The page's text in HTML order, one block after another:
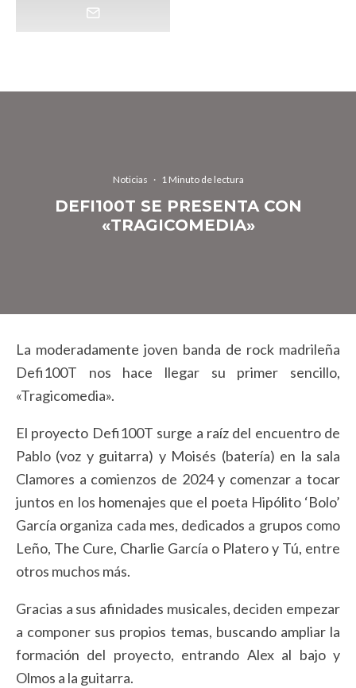
Noticias · 1 Minuto de lectura
DEFI100T SE PRESENTA CON
«TRAGICOMEDIA»
La moderadamente joven banda de rock madrileña
Defi100T nos hace llegar su primer sencillo,
«Tragicomedia».
El proyecto Defi100T surge a raíz del encuentro de
Pablo (voz y guitarra) y Moisés (batería) en la sala
Clamores a comienzos de 2024 y comenzar a tocar
juntos en los homenajes que el poeta Hipólito ‘Bolo’
García organiza cada mes, dedicados a grupos como
Leño, The Cure, Charlie García o Platero y Tú, entre
otros muchos más.
Gracias a sus afinidades musicales, deciden empezar
a componer sus propios temas, buscando ampliar la
formación del proyecto, entrando Alex al bajo y
Olmos a la guitarra.